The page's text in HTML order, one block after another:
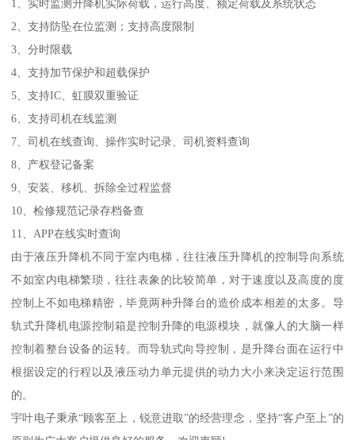
1、实时监测升降机实际荷载，运行高度、额定荷载及系统状态
2、支持防坠在位监测；支持高度限制
3、分时限载
4、支持加节保护和超载保护
5、支持IC、虹膜双重验证
6、支持司机在线监测
7、司机在线查询、操作实时记录、司机资料查询
8、产权登记备案
9、安装、移机、拆除全过程监督
10、检修规范记录存档备查
11、APP在线实时查询
由于液压升降机不同于室内电梯，往往液压升降机的控制导向系统
不如室内电梯繁琐，往往表象的比较简单，对于速度以及高度的度
控制上不如电梯精密，毕竟两种升降台的造价成本相差的太多。导
轨式升降机电源控制箱是控制升降的电源模块，就像人的大脑一样
控制着整台设备的运转。而导轨式向导控制，是升降台面在运行中
根据设定的行程以及液压动力单元提供的动力大小来决定运行范围
的。
宇叶电子秉承“顾客至上，锐意进取”的经营理念，坚持“客户至上”的